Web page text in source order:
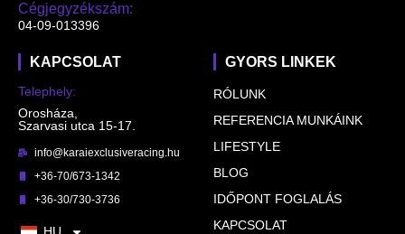
Cégjegyzékszám:
04-09-013396
GYORS LINKEK
RÓLUNK
REFERENCIA MUNKÁINK
LIFESTYLE
BLOG
IDŐPONT FOGLALÁS
KAPCSOLAT
KAPCSOLAT
Telephely:
Orosháza,
Szarvasi utca 15-17.
info@karaiexclusiveracing.hu
+36-70/673-1342
+36-30/730-3736